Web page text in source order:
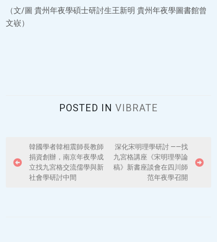
（文/圖 貴州年夜學碩士研討生王新明 貴州年夜學圖書館曾
文嵚）
POSTED IN VIBRATE
o
韓國學者韓相震師長教師
捐資創辦，南京年夜學成
立找九宮格交流儒學與新
社會學研討中間
深化宋明理學研討 ——找
九宮格講座《宋明理學論
稿》新書座談會在四川師
范年夜學召開